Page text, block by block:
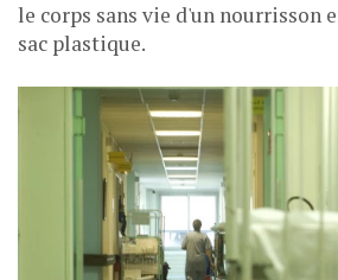
le corps sans vie d'un nourrisson
sac plastique.